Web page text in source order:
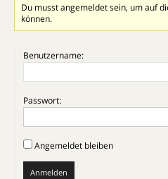
Du musst angemeldet sein, um auf
können.
Benutzername:
Passwort:
Angemeldet bleiben
Anmelden